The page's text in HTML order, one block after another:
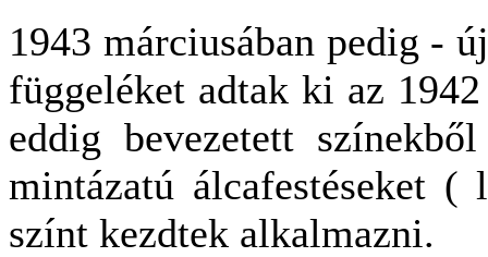
1943 márciusában pedig -
függeléket adtak ki az
eddig bevezetett
mintázatú álcafestéseket
színt kezdtek alkalmazni.